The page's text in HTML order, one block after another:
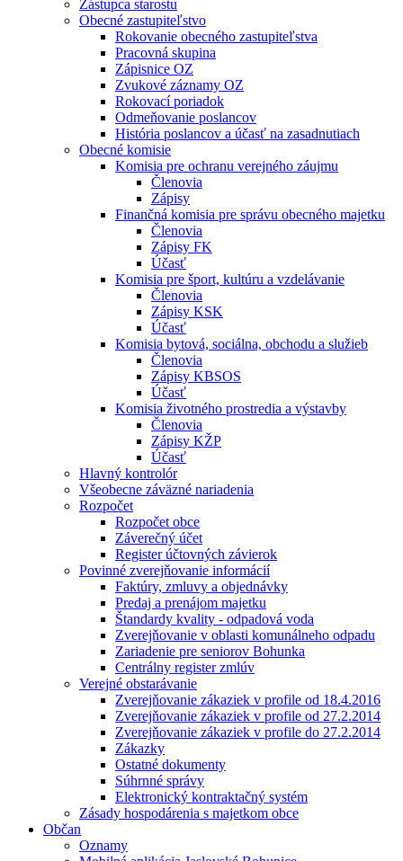
Zástupca starostu
Obecné zastupiteľstvo
Rokovanie obecného zastupiteľstva
Pracovná skupina
Zápisnice OZ
Zvukové záznamy OZ
Rokovací poriadok
Odmeňovanie poslancov
História poslancov a účasť na zasadnutiach
Obecné komisie
Komisia pre ochranu verejného záujmu
Členovia
Zápisy
Finančná komisia pre správu obecného majetku
Členovia
Zápisy FK
Účasť
Komisia pre šport, kultúru a vzdelávanie
Členovia
Zápisy KSK
Účasť
Komisia bytová, sociálna, obchodu a služieb
Členovia
Zápisy KBSOS
Účasť
Komisia životného prostredia a výstavby
Členovia
Zápisy KŽP
Účasť
Hlavný kontrolór
Všeobecne záväzné nariadenia
Rozpočet
Rozpočet obce
Záverečný účet
Register účtovných závierok
Povinné zverejňovanie informácií
Faktúry, zmluvy a objednávky
Predaj a prenájom majetku
Štandardy kvality - odpadová voda
Zverejňovanie v oblasti komunálneho odpadu
Zariadenie pre seniorov Bohunka
Centrálny register zmlúv
Verejné obstarávanie
Zverejňovanie zákaziek v profile od 18.4.2016
Zverejňovanie zákaziek v profile od 27.2.2014
Zverejňovanie zákaziek v profile do 27.2.2014
Zákazky
Ostatné dokumenty
Súhrnné správy
Elektronický kontraktačný systém
Zásady hospodárenia s majetkom obce
Občan
Oznamy